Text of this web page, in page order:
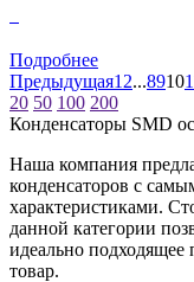
Подробнее
Предыдущая1 2...8910
20 50 100 200
Конденсаторы SMD
Наша компания
конденсаторов с
характеристиками.
данной категории
идеально подходящее
товар.